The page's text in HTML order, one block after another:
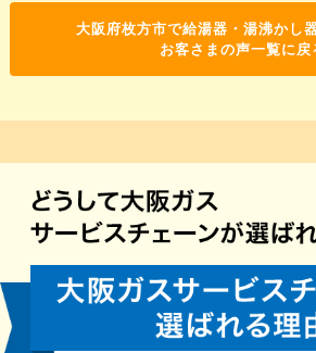
大阪府枚方市で給湯器・湯沸かし
お客さまの声一覧に戻